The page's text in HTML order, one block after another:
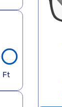
Ft